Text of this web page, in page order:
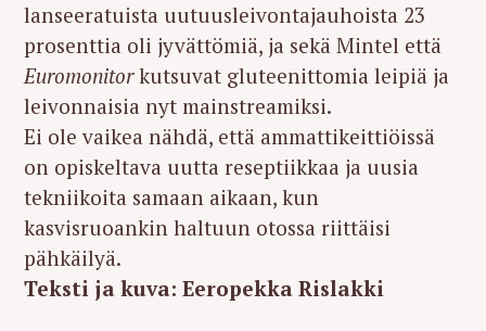
lanseeratuista uutuusleivontajauhoista 23
prosenttia oli jyvättömiä, ja sekä Mintel että
Euromonitorkutsuvat gluteenittomia leipiä ja
leivonnaisia nyt mainstreamiksi.
Ei ole vaikea nähdä, että ammattikeittiöissä
on opiskeltava uutta reseptiikkaa ja uusia
tekniikoita samaan aikaan, kun
kasvisruoankin haltuun otossa riittäisi
pähkäilyä.
Teksti ja kuva: Eeropekka Rislakki